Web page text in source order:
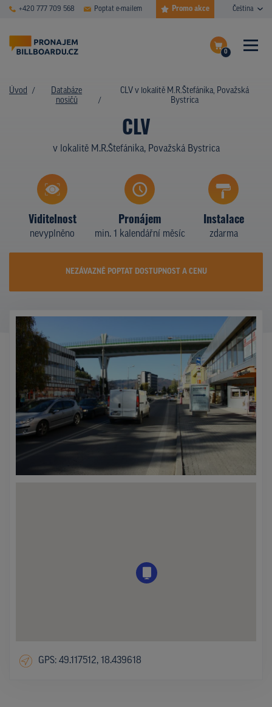
+420 777 709 568 Poptat e-mailem Promo akce Čeština
0
Dokončit poptávku
ČASTÉ DOTAZY
PLOCHY V AKCI
TYPY NOSIČŮ
Z PRAXE
PROMO AKCE
Úvod
Databáze
nosičů
CLV v lokalitě M.R.Štefánika, Považská
Bystrica
CLV
v lokalitě M.R.Štefánika, Považská Bystrica
Viditelnost
nevyplněno
Pronájem
min. 1 kalendářní měsíc
Instalace
zdarma
NEZÁVAZNĚ POPTAT DOSTUPNOST A CENU
GPS: 49.117512, 18.439618